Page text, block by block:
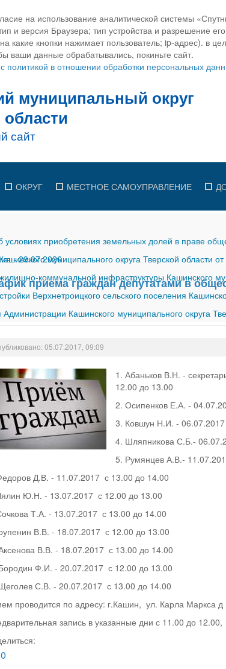
на использование аналитической системы
и версия Браузера; тип устройства и разрешение
какие кнопки нажимает пользователь; ip-адрес). в
ваши данные обрабатывались, покиньте сайт.
политикой в отношении обработки персональных
ОКРУГ МЕСТНОЕ САМОУПРАВЛЕНИЕ
приобретения земельных долей в праве
-29.07.2026муниципального округа Тверской области
коммунальной инфраструктуры Кашинского
Верхнетроицкого сельского поселения
Кашинского муниципального округа
приема граждан депутатами в
05.07.2017, 09:09
1. Абаньков В.Н. -
12.00 до 13.00
2. Осипенков Е.А. -
3. Ковшун Н.И. -
4. Шляпникова С.Б.-
5. Румянцев А.В.-
Д.В. - 11.07.2017 с 13.00 до 14.00
Ю.Н. - 13.07.2017 с 12.00 до 13.00
Т.А. - 13.07.2017 с 13.00 до 14.00
В.В. - 18.07.2017 с 12.00 до 13.00
В.В. - 18.07.2017 с 13.00 до 14.00
Ф.И. - 20.07.2017 с 12.00 до 13.00
С.В. - 20.07.2017 с 13.00 до 14.00
проводится по адресу: г.Кашин, ул. Карла Маркса
запись в указанные дни с 11.00 до
0